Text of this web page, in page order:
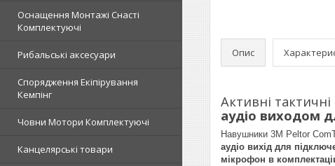
Оснащення Монтажі Снасті
Комплектуючі
Рибальські аксесуари
Спорядження Екіпірування
Кемпінг
Човни Мотори Комплектуючі
Канцелярські товари
Опис
Активні
аудіо виходом
Навушники 3M Peltor
аудіо вихід для
мікрофон в